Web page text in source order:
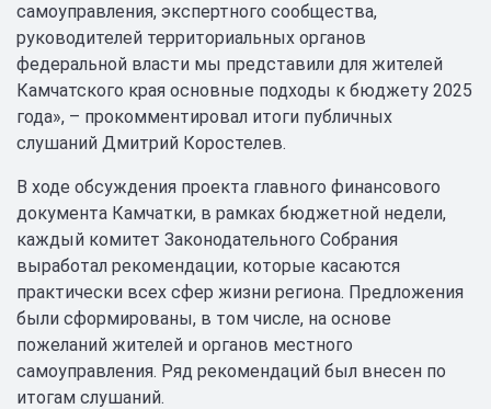
самоуправления, экспертного сообщества,
руководителей территориальных органов
федеральной власти мы представили для жителей
Камчатского края основные подходы к бюджету 2025
года», – прокомментировал итоги публичных
слушаний Дмитрий Коростелев.
В ходе обсуждения проекта главного финансового
документа Камчатки, в рамках бюджетной недели,
каждый комитет Законодательного Собрания
выработал рекомендации, которые касаются
практически всех сфер жизни региона. Предложения
были сформированы, в том числе, на основе
пожеланий жителей и органов местного
самоуправления. Ряд рекомендаций был внесен по
итогам слушаний.